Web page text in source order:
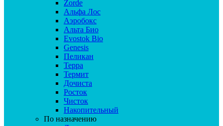
Zorde
Альфа Лос
Аэробокс
Альта Био
Evostok Bio
Genesis
Пеликан
Терра
Термит
Дочиста
Росток
Чисток
Накопительный
По назначению